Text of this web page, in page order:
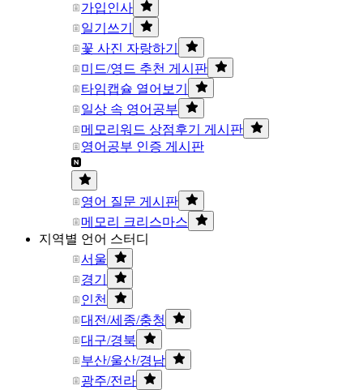
가입인사
일기쓰기
꽃 사진 자랑하기
미드/영드 추천 게시판
타임캡슐 열어보기
일상 속 영어공부
메모리워드 상점후기 게시판
영어공부 인증 게시판
영어 질문 게시판
메모리 크리스마스
지역별 언어 스터디
서울
경기
인천
대전/세종/충청
대구/경북
부산/울산/경남
광주/전라